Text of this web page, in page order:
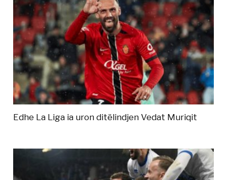
Edhe La Liga ia uron ditëlindjen Vedat Muriqit